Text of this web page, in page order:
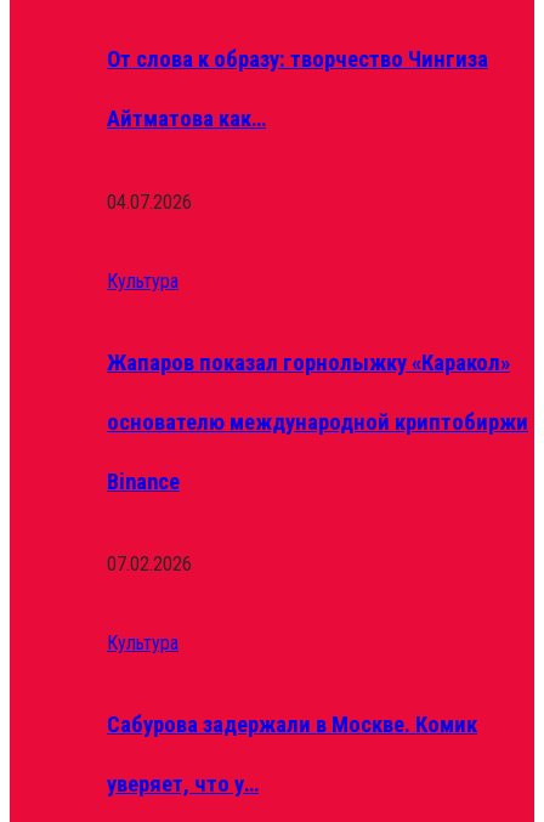
От слова к образу: творчество Чингиза
Айтматова как…
04.07.2026
Культура
Жапаров показал горнолыжку «Каракол»
основателю международной криптобиржи
Binance
07.02.2026
Культура
Сабурова задержали в Москве. Комик
уверяет, что у…